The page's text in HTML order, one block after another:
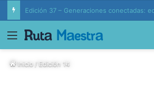
Menú
Inicio/Edición 14